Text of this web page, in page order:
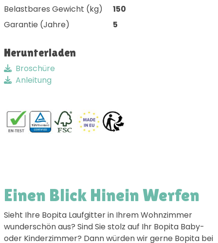
Belastbares Gewicht (kg)
150
Garantie (Jahre)
5
Herunterladen
Broschüre
Anleitung
Einen Blick Hinein Werfen
Sieht Ihre Bopita Laufgitter in Ihrem Wohnzimmer
wunderschön aus? Sind Sie stolz auf Ihr Bopita Baby-
oder Kinderzimmer? Dann würden wir gerne Bopita bei